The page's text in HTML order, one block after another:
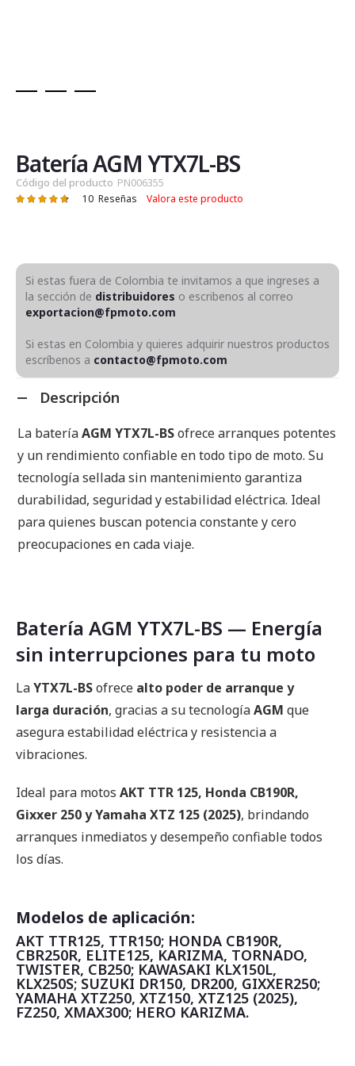
de
la
galería
de
Batería AGM YTX7L-BS
Código del producto PN006355
Valoración: 10 Reseñas Valora este producto
Si estas fuera de Colombia te invitamos a que ingreses a
la sección de distribuidores o escribenos al correo
exportacion@fpmoto.com
Si estas en Colombia y quieres adquirir nuestros productos
escríbenos a contacto@fpmoto.com
Descripción
La bateríaAGM YTX7L-BSofrece arranques potentes
y un rendimiento confiable en todo tipo de moto. Su
tecnología sellada sin mantenimiento garantiza
durabilidad, seguridad y estabilidad eléctrica. Ideal
para quienes buscan potencia constante y cero
preocupaciones en cada viaje.
Batería AGM YTX7L-BS — Energía
sin interrupciones para tu moto
LaYTX7L-BSofrece alto poder de arranque y
larga duración, gracias a su tecnologíaAGM que
asegura estabilidad eléctrica y resistencia a
vibraciones.
Ideal para motos AKT TTR 125, Honda CB190R,
Gixxer 250 y Yamaha XTZ 125 (2025), brindando
arranques inmediatos y desempeño confiable todos
los días.
Modelos de aplicación:
AKT TTR125, TTR150; HONDA CB190R,
CBR250R, ELITE125, KARIZMA, TORNADO,
TWISTER, CB250; KAWASAKI KLX150L,
KLX250S; SUZUKI DR150, DR200, GIXXER250;
YAMAHA XTZ250, XTZ150, XTZ125 (2025),
FZ250, XMAX300; HERO KARIZMA.